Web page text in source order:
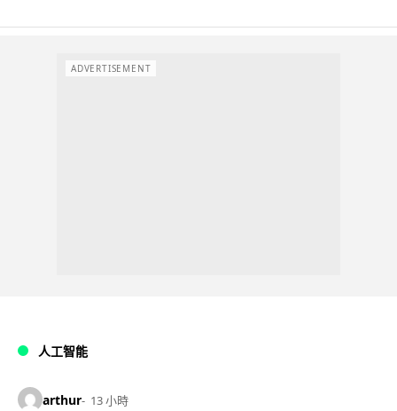
ADVERTISEMENT
人工智能
arthur 13 小時